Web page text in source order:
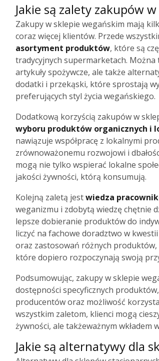
Jakie są zalety zakupów
Zakupy w sklepie wegańskim mają
coraz więcej klientów. Przede
asortyment produktów, które są
tradycyjnych supermarketach.
artykuły spożywcze, ale także
dodatki i przekąski, które sprostają
preferujących styl życia wegańskiego.
Dodatkową korzyścią zakupów w
wyboru produktów organicznych i
nawiązuje współpracę z lokalnymi
zrównoważonemu rozwojowi i
mogą nie tylko wspierać lokalne
jakości żywności, którą konsumują.
Kolejną zaletą jestwiedza
weganizmu i zdobytą wiedzę chętnie
lepsze dobieranie produktów do
liczyć na fachowe doradztwo w
oraz zastosowań różnych
które dopiero rozpoczynają swoją
Podsumowując, zakupy w sklepie
dostępności specyficznych
producentów oraz możliwość
wszystkim zaletom, klienci mogą
żywności, ale takżeważnym wkładem
Jakie są alternatywy dla